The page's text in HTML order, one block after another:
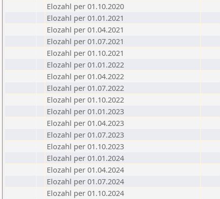
Elozahl per 01.10.2020
Elozahl per 01.01.2021
Elozahl per 01.04.2021
Elozahl per 01.07.2021
Elozahl per 01.10.2021
Elozahl per 01.01.2022
Elozahl per 01.04.2022
Elozahl per 01.07.2022
Elozahl per 01.10.2022
Elozahl per 01.01.2023
Elozahl per 01.04.2023
Elozahl per 01.07.2023
Elozahl per 01.10.2023
Elozahl per 01.01.2024
Elozahl per 01.04.2024
Elozahl per 01.07.2024
Elozahl per 01.10.2024